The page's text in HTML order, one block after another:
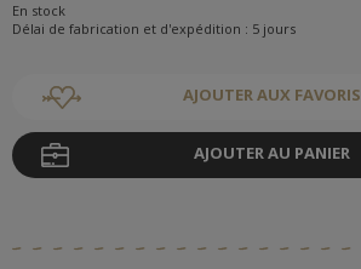
En stock
Délai de fabrication et d'expédition : 5 jours
AJOUTER AUX FAVORIS
AJOUTER AU PANIER